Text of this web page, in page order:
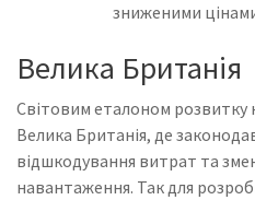
зниженими
Велика Британія
Світовим еталоном розвитку
Велика Британія, де
відшкодування витрат та
навантаження. Так для